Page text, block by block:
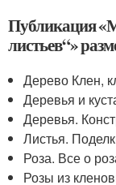
Публикация
листьев“»
Дерево Клен,
Деревья и
Деревья.
Листья.
Роза. Все о
Розы из